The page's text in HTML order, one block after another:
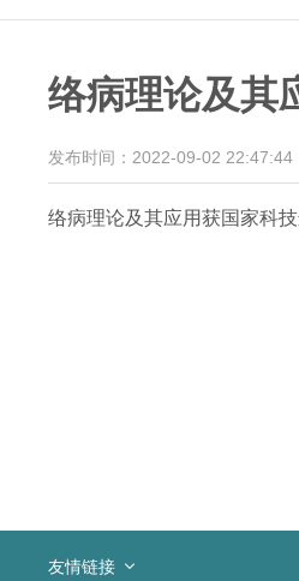
络病理论及其
发布时间：2022-09-02 22:47:44
络病理论及其应用获国家科
友情链接